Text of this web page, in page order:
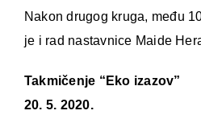
Nakon drugog kruga, među
je i rad nastavnice Maide
Takmičenje “Eko izazov”
20. 5. 2020.